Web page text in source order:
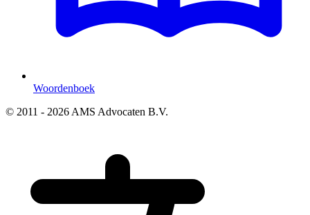
Woordenboek
© 2011 - 2026 AMS Advocaten B.V.